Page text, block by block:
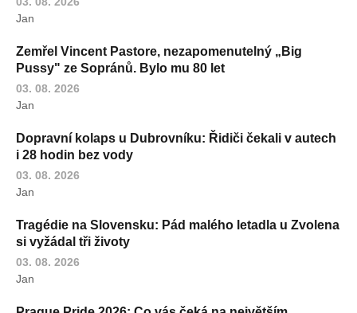
Jan
Zemřel Vincent Pastore, nezapomenutelný „Big
Pussy" ze Sopránů. Bylo mu 80 let
03. 08. 2026
Jan
Dopravní kolaps u Dubrovníku: Řidiči čekali v autech
i 28 hodin bez vody
03. 08. 2026
Jan
Tragédie na Slovensku: Pád malého letadla u Zvolena
si vyžádal tři životy
03. 08. 2026
Jan